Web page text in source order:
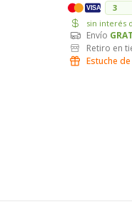
VISA
sin interés
Envío
Retiro en
Estuche